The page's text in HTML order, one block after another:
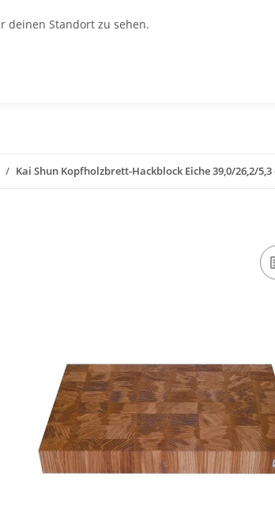
deinen Standort zu sehen.
Kai Shun Kopfholzbrett-Hackblock Eiche 39,0/26,2/